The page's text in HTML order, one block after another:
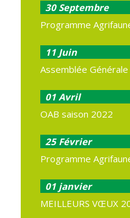
30 Septembre
Programme
11 Juin
Assemblée Générale
01 Avril
OAB saison 2022
25 Février
Programme
01 janvier
MEILLEURS VŒUX